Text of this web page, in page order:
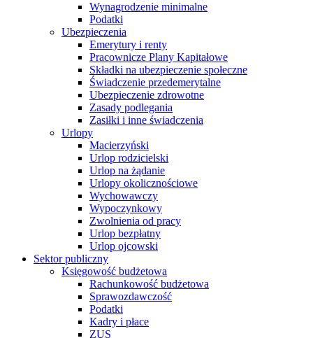
Wynagrodzenie minimalne
Podatki
Ubezpieczenia
Emerytury i renty
Pracownicze Plany Kapitałowe
Składki na ubezpieczenie społeczne
Świadczenie przedemerytalne
Ubezpieczenie zdrowotne
Zasady podlegania
Zasiłki i inne świadczenia
Urlopy
Macierzyński
Urlop rodzicielski
Urlop na żądanie
Urlopy okolicznościowe
Wychowawczy
Wypoczynkowy
Zwolnienia od pracy
Urlop bezpłatny
Urlop ojcowski
Sektor publiczny
Księgowość budżetowa
Rachunkowość budżetowa
Sprawozdawczość
Podatki
Kadry i płace
ZUS